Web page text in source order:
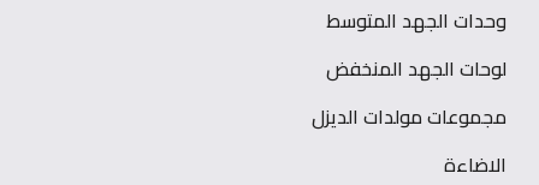
وحدات الجهد المتوسط
لوحات الجهد المنخفض
مجموعات مولدات الديزل
الاضاءة